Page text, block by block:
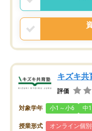
キズキ共
評価
対象学年 小1～小6 中
授業形式 オンライン個